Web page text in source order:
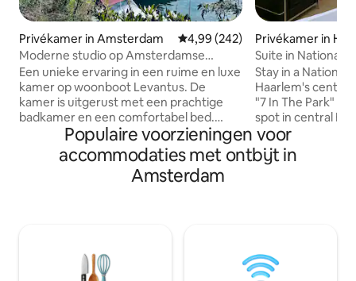
Privékamer in Amsterdam Gemiddelde beoordeling van
4,99 (242)
Moderne studio op Amsterdamse
woonboot
Een unieke ervaring in een ruime en luxe
kamer op woonboot Levantus. De
kamer is uitgerust met een prachtige
badkamer en een comfortabel bed.
Geniet 's ochtends van een lekker
yoghurt-muesli-fruitontbijt in deze
privé en authentieke ruimte op het
oostelijke dok in Amsterdam (KNSM-
origineel vrachtschip volledig
gerenoveerd in 2018 tot een luxe
Privékamer in
Suite in Nationaal
Centraal Park
Stay in a National
Haarlem's central
"7 In The Park" is
spot in central Haarlem, directly
overlooking
steps away from
station. Villa "7 In
of amenities as
breakfast.
Populaire voorzieningen voor
accommodaties met ontbijt in
Amsterdam